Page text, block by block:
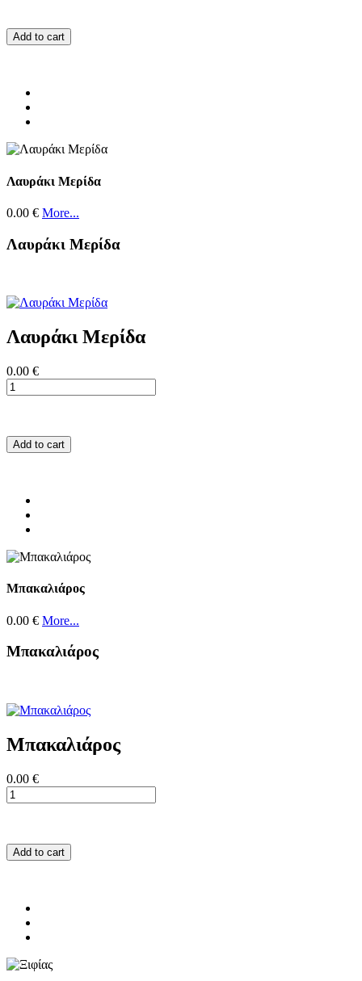
Add to cart
Λαυράκι Μερίδα
0.00 € More...
Λαυράκι Μερίδα
Λαυράκι Μερίδα
0.00 €
Add to cart
Μπακαλιάρος
0.00 € More...
Μπακαλιάρος
Μπακαλιάρος
0.00 €
Add to cart